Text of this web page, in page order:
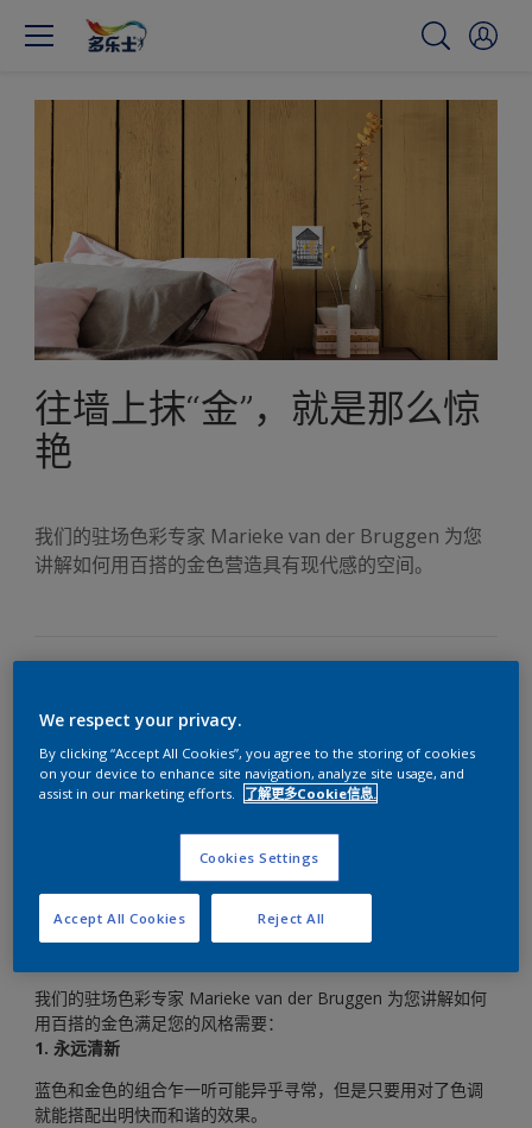
往墙上抹“金”，就是那么惊
艳
我们的驻场色彩专家 Marieke van der Bruggen 为您
讲解如何用百搭的金色营造具有现代感的空间。
很想试试金色，但是怎样才能保证几年后不会显得过时呢？”
AkzoNobel 最近的一项调查发现，有五分之一的人进行装修的
主要原因是为了让他们的家居空间更加现代化。
要让家居空间显得明亮并营造出清新而现代的感觉，最好的方
法莫过于为墙面涂上 Cherished Gold（珍藏金）油漆。就色度
而言，这是我们最百搭的彩色油漆之一。
Cherished Gold 混有赭色调，因此既足够明亮醒目，又能与其
我们的驻场色彩专家 Marieke van der Bruggen 为您讲解如何
用百搭的金色满足您的风格需要：
1. 永远清新
蓝色和金色的组合乍一听可能异乎寻常，但是只要用对了色调
就能搭配出明快而和谐的效果。
We respect your privacy.
By clicking “Accept All Cookies”, you agree to the storing of cookies
on your device to enhance site navigation, analyze site usage, and
assist in our marketing efforts.
了解更多Cookie信息.
Cookies Settings
Reject All
Accept All Cookies